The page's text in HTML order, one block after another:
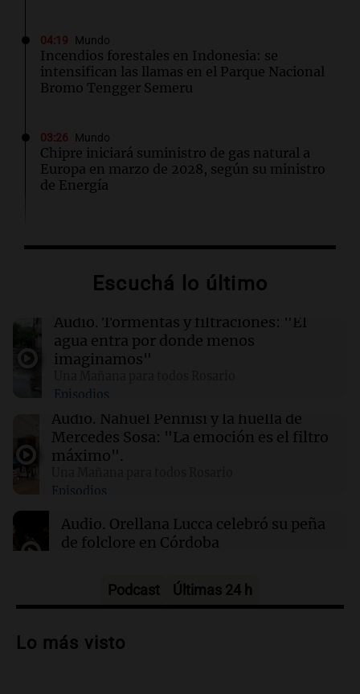
04:19 Mundo
Incendios forestales en Indonesia: se
intensifican las llamas en el Parque Nacional
Bromo Tengger Semeru
03:26 Mundo
Chipre iniciará suministro de gas natural a
Europa en marzo de 2028, según su ministro
de Energía
Más de 1.300 vuelos cancelados en Shanghái
02:03 Tecnología
Airbnb acelera el lanzamiento de funciones
gracias a la inteligencia artificial en su
búsqueda
01:49 Mundo
El Pentágono solicita a la industria de defensa
un aumento en la producción de armas
01:31 Ciencia
Reducir alimentos dulces no disminuye
antojos ni mejora la salud, según estudio
Escuchá lo último
Audio. Tormentas y filtraciones: "El
agua entra por donde menos
imaginamos"
Episodios
Audio. Nahuel Pennisi y la huella de
Mercedes Sosa: "La emoción es el filtro
máximo".
Episodios
Audio. Orellana Lucca celebró su peña
de folclore en Córdoba
Audio.Trágico accidente en Mendoza:
vehículos desde un puente
Podcast Últimas 24 h
Lo más visto